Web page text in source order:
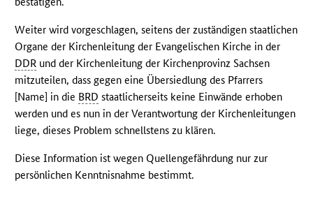
Weiter wird vorgeschlagen, seitens der zuständigen staatlichen
Organe der Kirchenleitung der Evangelischen Kirche in der
DDR und der Kirchenleitung der Kirchenprovinz Sachsen
mitzuteilen, dass gegen eine Übersiedlung des Pfarrers
[Name] in die BRD staatlicherseits keine Einwände erhoben
werden und es nun in der Verantwortung der Kirchenleitungen
liege, dieses Problem schnellstens zu klären.
Diese Information ist wegen Quellengefährdung nur zur
persönlichen Kenntnisnahme bestimmt.